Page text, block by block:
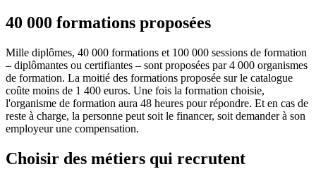
40 000 formations proposées
Mille diplômes, 40 000 formations et 100 000 sessions de formation
– diplômantes ou certifiantes – sont proposées par 4 000 organismes
de formation. La moitié des formations proposée sur le catalogue
coûte moins de 1 400 euros. Une fois la formation choisie,
l'organisme de formation aura 48 heures pour répondre. Et en cas de
reste à charge, la personne peut soit le financer, soit demander à son
employeur une compensation.
Choisir des métiers qui recrutent